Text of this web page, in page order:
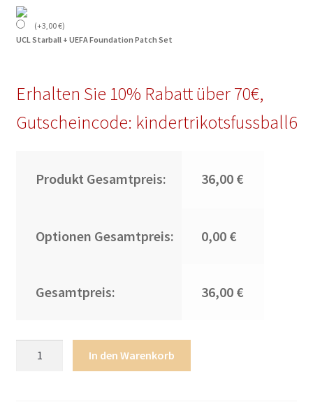
(+3,00€)
UCL Starball + UEFA Foundation Patch Set
Erhalten Sie 10% Rabatt über 70€,
Gutscheincode: kindertrikotsfussball6
Produkt Gesamtpreis: 36,00 €
Optionen Gesamtpreis: 0,00 €
Gesamtpreis: 36,00 €
In den Warenkorb